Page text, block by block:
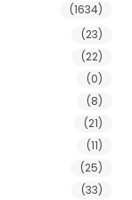
(1634)
(23)
(22)
(0)
(8)
(21)
(11)
(25)
(33)